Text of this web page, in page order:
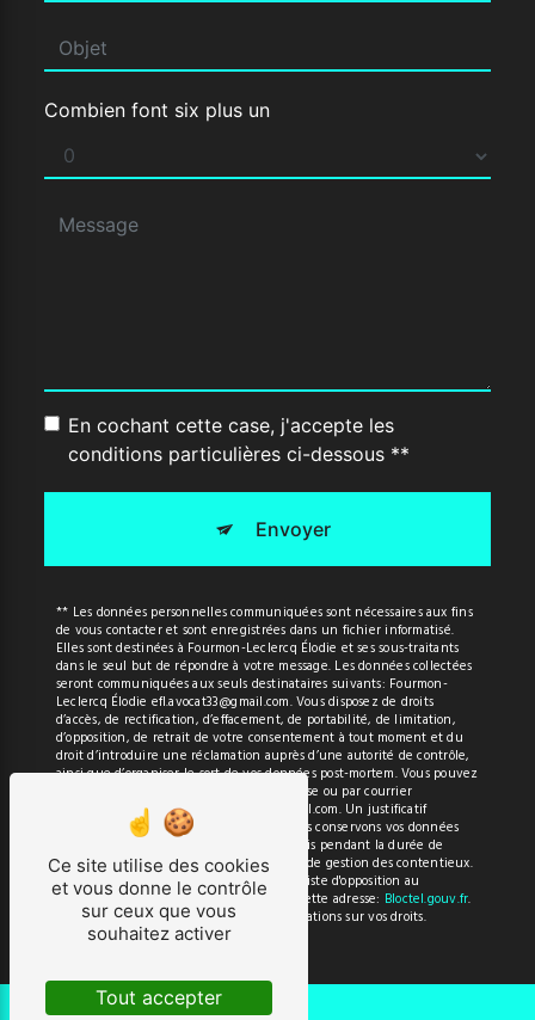
Combien font six plus un
En cochant cette case, j'accepte les
conditions particulières ci-dessous **
Envoyer
** Les données personnelles communiquées sont nécessaires aux fins
de vous contacter et sont enregistrées dans un fichier informatisé.
Elles sont destinées à Fourmon-Leclercq Élodie et ses sous-traitants
dans le seul but de répondre à votre message. Les données collectées
seront communiquées aux seuls destinataires suivants: Fourmon-
Leclercq Élodie efl.avocat33@gmail.com. Vous disposez de droits
d’accès, de rectification, d’effacement, de portabilité, de limitation,
d’opposition, de retrait de votre consentement à tout moment et du
droit d’introduire une réclamation auprès d’une autorité de contrôle,
ainsi que d’organiser le sort de vos données post-mortem. Vous pouvez
exercer ces droits par voie postale à l'adresse ou par courrier
électronique à l'adresse efl.avocat33@gmail.com. Un justificatif
d'identité pourra vous être demandé. Nous conservons vos données
pendant la période de prise de contact puis pendant la durée de
prescription légale aux fins probatoires et de gestion des contentieux.
Vous avez le droit de vous inscrire sur la liste d'opposition au
démarchage téléphonique, disponible à cette adresse: Bloctel.gouv.fr.
Consultez le site cnil.fr pour plus d’informations sur vos droits.
Ce site utilise des cookies
et vous donne le contrôle
sur ceux que vous
souhaitez activer
Tout accepter